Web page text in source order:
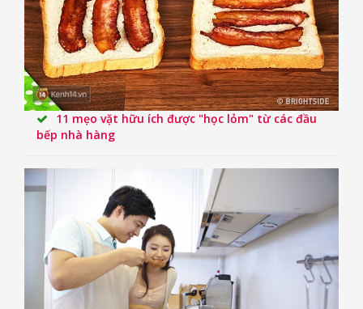
11 mẹo vặt hữu ích được "học lỏm" từ các đầu
bếp nhà hàng